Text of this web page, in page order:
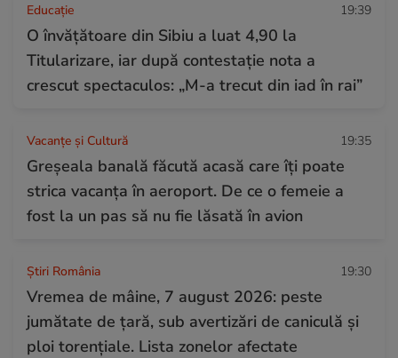
Educație 19:39
O învățătoare din Sibiu a luat 4,90 la
Titularizare, iar după contestație nota a
crescut spectaculos: „M-a trecut din iad în rai”
Vacanțe și Cultură 19:35
Greșeala banală făcută acasă care îți poate
strica vacanța în aeroport. De ce o femeie a
fost la un pas să nu fie lăsată în avion
Știri România 19:30
Vremea de mâine, 7 august 2026: peste
jumătate de țară, sub avertizări de caniculă și
ploi torențiale. Lista zonelor afectate